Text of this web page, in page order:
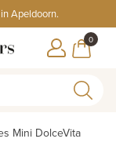
Apeldoorn.
0
Mini DolceVita